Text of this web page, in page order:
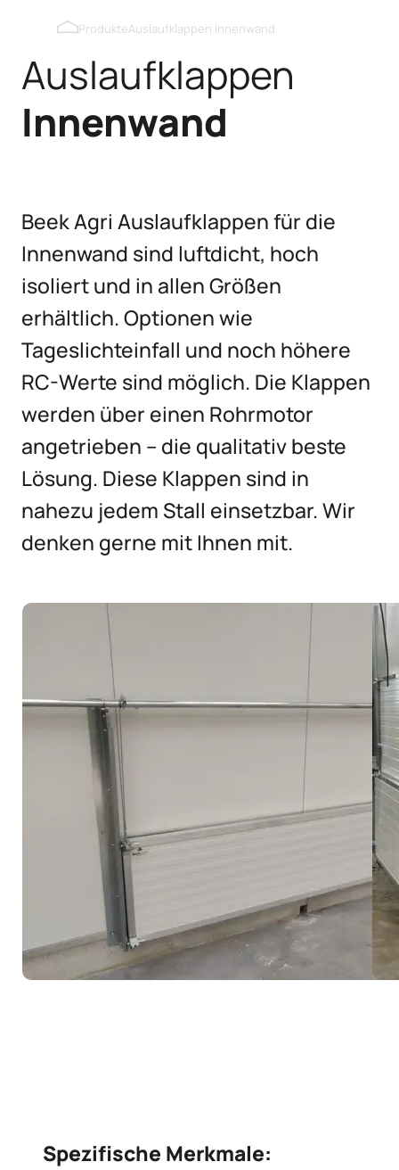
Auslaufklappen Innenwand
Auslaufklappen Außenwand
ProdukteAuslaufklappen Innenwand
Auslaufklappen
Innenwand
Beek Agri Auslaufklappen für die
Innenwand sind luftdicht, hoch
isoliert und in allen Größen
erhältlich. Optionen wie
Tageslichteinfall und noch höhere
RC-Werte sind möglich. Die Klappen
werden über einen Rohrmotor
angetrieben – die qualitativ beste
Lösung. Diese Klappen sind in
nahezu jedem Stall einsetzbar. Wir
denken gerne mit Ihnen mit.
Spezifische Merkmale: